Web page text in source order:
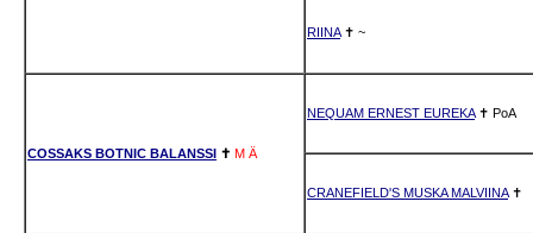
RIINA✝ ~
COSSAKS BOTNIC BALANSSI ✝ M Ä
NEQUAM ERNEST EUREKA✝ PoA
CRANEFIELD'S MUSKA MALVIINA✝